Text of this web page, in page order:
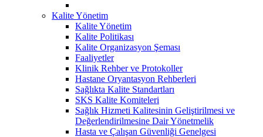
Kalite Yönetim
Kalite Yönetim
Kalite Politikası
Kalite Organizasyon Şeması
Faaliyetler
Klinik Rehber ve Protokoller
Hastane Oryantasyon Rehberleri
Sağlıkta Kalite Standartları
SKS Kalite Komiteleri
Sağlık Hizmeti Kalitesinin Geliştirilmesi ve
Değerlendirilmesine Dair Yönetmelik
Hasta ve Çalışan Güvenliği Genelgesi